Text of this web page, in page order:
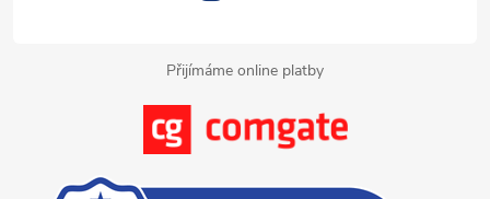
Přijímáme online platby